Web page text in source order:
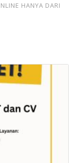
HANYA DARI